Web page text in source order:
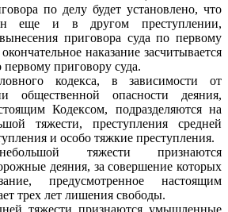
по делу будет установлено, что
еще и в другом преступлении,
приговора суда по первому
наказание засчитывается
первому приговору суда.
кодекса, в зависимости от
общественной опасности деяния,
Кодексом, подразделяются на
тяжести, преступления средней
и особо тяжкие преступления.
тяжести признаются
деяния, за совершение которых
предусмотренное настоящим
трех лет лишения свободы.
тяжести признаются умышленные